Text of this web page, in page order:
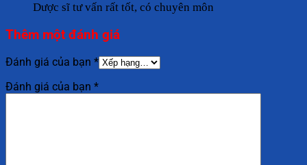
Dược sĩ tư vấn rất tốt, có chuyên môn
Thêm một đánh giá
Đánh giá của bạn *
Đánh giá của bạn *